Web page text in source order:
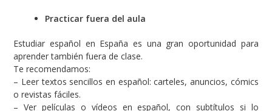
Practicar fuera del aula
Estudiar español en España es una gran oportunidad para
aprender también fuera de clase.
Te recomendamos:
– Leer textos sencillos en español: carteles, anuncios, cómics
o revistas fáciles.
– Ver películas o vídeos en español, con subtítulos si lo